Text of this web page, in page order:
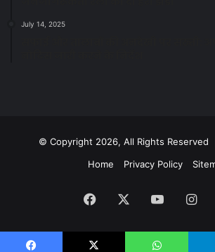
July 14, 2025
© Copyright 2026, All Rights Reserved
Home
Privacy Policy
Facebook YouTube